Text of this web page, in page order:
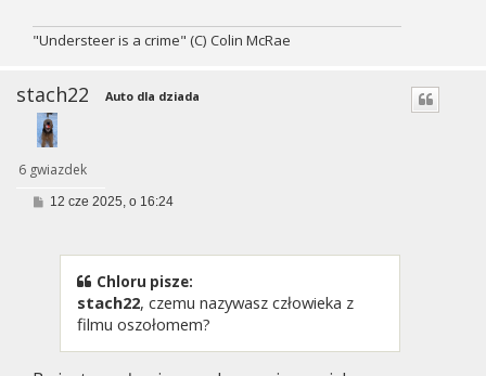
"Understeer is a crime" (C) Colin McRae
stach22
6 gwiazdek
Auto dla dziada
P12 cze 2025, o 16:24
Chloru pisze:
stach22, czemu nazywasz człowieka z
filmu oszołomem?